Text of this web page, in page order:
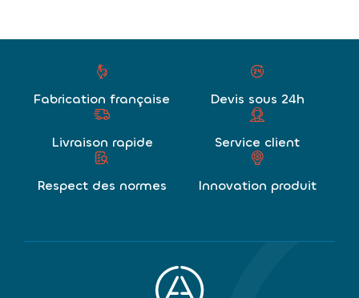
Fabrication française Devis sous 24h
Livraison rapide Service client
Respect des normes Innovation produit